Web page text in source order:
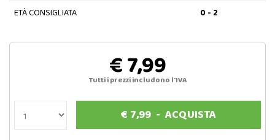
ETÀ CONSIGLIATA 0 - 2
€ 7,99
Tutti i prezzi includono l'IVA
€ 7,99 -ACQUISTA